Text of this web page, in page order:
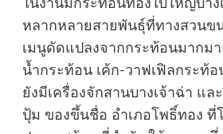
ในงานมีกระท้อนทองใบใหญ่บาง
หลากหลายสายพันธุ์ที่ทางสวนข
เมนูดัดแปลงจากกระท้อนมากม
น้ำกระท้อน เค้ก-วาฟเฟิลกระท้อ
ยังมีเครื่องจักสานบางเจ้าฉ่า แ
ปุ้ม ของขึ้นชื่อ อำเภอโพธิ์ทอง ที่